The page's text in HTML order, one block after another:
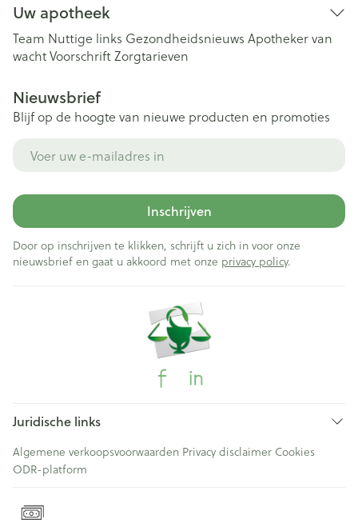
Uw apotheek
Team Nuttige links Gezondheidsnieuws Apotheker van
wachtVoorschriftZorgtarieven
Nieuwsbrief
Blijf op de hoogte van nieuwe producten en promoties
Inschrijven
Door op inschrijven te klikken, schrijft u zich in voor onze
nieuwsbrief en gaat u akkoord met onze privacy policy.
Juridische links
Algemene verkoopsvoorwaarden Privacy disclaimer Cookies
ODR-platform